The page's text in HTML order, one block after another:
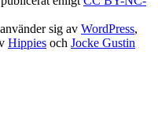
sig av WordPress,
Hippies och Jocke Gustin